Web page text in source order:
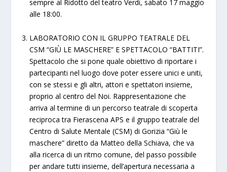
sempre al Ridotto del teatro Verdi, sabato 17 maggio
alle 18:00.
LABORATORIO CON IL GRUPPO TEATRALE DEL
CSM “GIÙ LE MASCHERE” E SPETTACOLO “BATTITI”.
Spettacolo che si pone quale obiettivo di riportare i
partecipanti nel luogo dove poter essere unici e uniti,
con se stessi e gli altri, attori e spettatori insieme,
proprio al centro del Noi. Rappresentazione che
arriva al termine di un percorso teatrale di scoperta
reciproca tra Fierascena APS e il gruppo teatrale del
Centro di Salute Mentale (CSM) di Gorizia “Giù le
maschere” diretto da Matteo della Schiava, che va
alla ricerca di un ritmo comune, del passo possibile
per andare tutti insieme, dell’apertura necessaria a